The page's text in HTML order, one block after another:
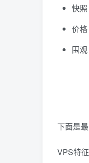
快照
价
围观
下面是
VPS特